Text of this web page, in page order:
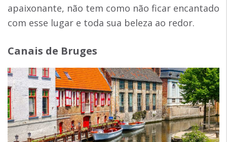
apaixonante, não tem como não ficar encantado
com esse lugar e toda sua beleza ao redor.
Canais de Bruges